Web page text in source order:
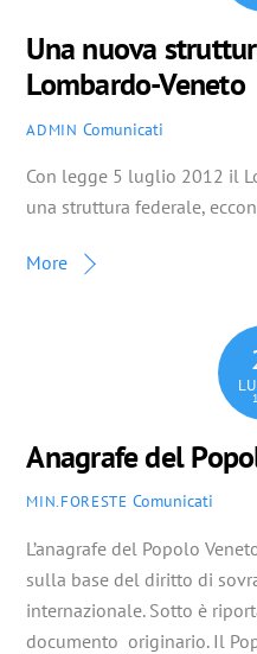
Una nuova
Lombardo-Veneto
ADMIN Comunicati
Con legge 5 luglio 2012 il
una struttura federale,
More
Anagrafe del
MIN.FORESTE Comunicati
L’anagrafe del Popolo
sulla base del diritto di
internazionale. Sotto è
documento originario. Il